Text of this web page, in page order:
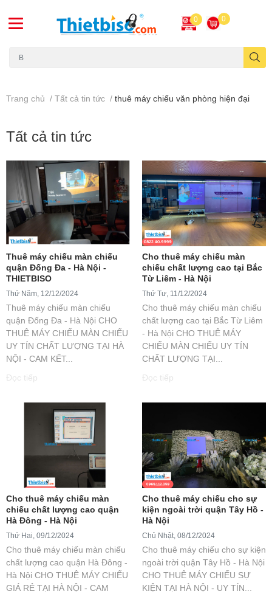
0 0
Trang chủ / Tất cả tin tức / thuê máy chiếu văn phòng hiện đại
Tất cả tin tức
Thuê máy chiếu màn chiếu
quận Đống Đa - Hà Nội -
THIETBISO
Thứ Năm, 12/12/2024
Thuê máy chiếu màn chiếu
quận Đống Đa - Hà Nội CHO
THUÊ MÁY CHIẾU MÀN CHIẾU
UY TÍN CHẤT LƯỢNG TẠI HÀ
NỘI - CAM KẾT...
Đọc tiếp
Cho thuê máy chiếu màn
chiếu chất lượng cao tại Bắc
Từ Liêm - Hà Nội
Thứ Tư, 11/12/2024
Cho thuê máy chiếu màn chiếu
chất lượng cao tại Bắc Từ Liêm
- Hà Nội CHO THUÊ MÁY
CHIẾU MÀN CHIẾU UY TÍN
CHẤT LƯỢNG TẠI...
Đọc tiếp
Cho thuê máy chiếu màn
chiếu chất lượng cao quận
Hà Đông - Hà Nội
Thứ Hai, 09/12/2024
Cho thuê máy chiếu màn chiếu
chất lượng cao quận Hà Đông -
Hà Nội CHO THUÊ MÁY CHIẾU
GIÁ RẺ TẠI HÀ NỘI - CAM
Cho thuê máy chiếu cho sự
kiện ngoài trời quận Tây Hồ -
Hà Nội
Chủ Nhật, 08/12/2024
Cho thuê máy chiếu cho sự kiện
ngoài trời quận Tây Hồ - Hà Nội
CHO THUÊ MÁY CHIẾU SỰ
KIỆN TẠI HÀ NỘI - UY TÍN...